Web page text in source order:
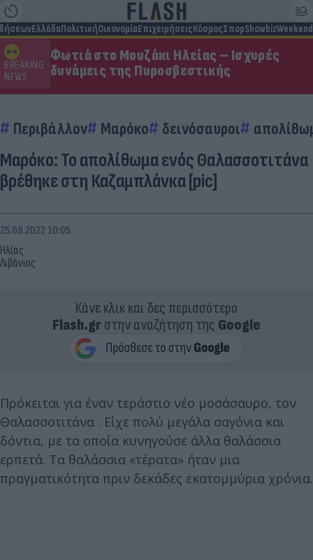
ΕλλάδαΠολιτικήΟικονομίαΕπιχειρήσειςΚόσμοςΣπορShowbizWeekend
BREAKING
NEWS
Φωτιά στο Μουζάκι Ηλείας – Ισχυρές
δυνάμεις της Πυροσβεστικής
Περιβάλλον Μαρόκο δεινόσαυροι
Μαρόκο: Το απολίθωμα ενός Θαλασσοτιτάνα
βρέθηκε στη Καζαμπλάνκα [pic]
Ηλίας
Λιβάνιος
25.08.2022 10:05
Κάνε κλικ και δες περισσότερο
Flash.grστην αναζήτηση της Google
Πρόκειται για έναν τεράστιο νέο μοσάσαυρο, τον
Θαλασσοτιτάνα . Είχε πολύ μεγάλα σαγόνια και
δόντια, με τα οποία κυνηγούσε άλλα θαλάσσια
ερπετά. Τα θαλάσσια «τέρατα» ήταν μια
πραγματικότητα πριν δεκάδες εκατομμύρια χρόνια.